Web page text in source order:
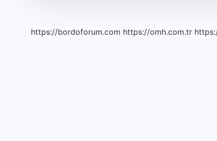
https://bordoforum.com https://omh.com.tr